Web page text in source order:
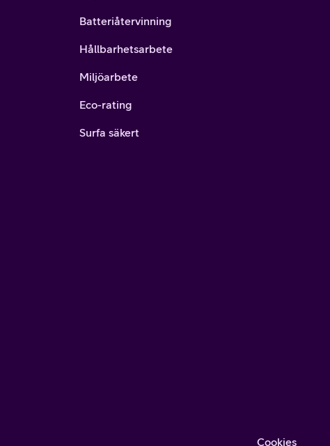
Batteriåtervinning
Hållbarhetsarbete
Miljöarbete
Eco-rating
Surfa säkert
Cookies